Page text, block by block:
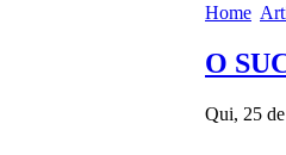
Home
O
Qui, 25